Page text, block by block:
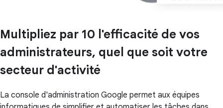
Multipliez par 10 l'efficacité de vos
administrateurs, quel que soit votre
secteur d'activité
La console d'administration Google permet aux équipes